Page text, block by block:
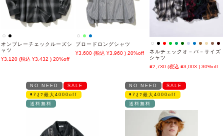
オンブレーチェックルーズシ
ャツ
3,120
3,432 20%off
ブロードロングシャツ
3,600
3,960 20%off
ネルチェックオ－バ－サイズ
シャツ
2,730
3,003 30%off
NO NEED
SALE
ﾓｱｵﾌ最大4000off
送料無料
NO NEED
SALE
ﾓｱｵﾌ最大4000off
送料無料